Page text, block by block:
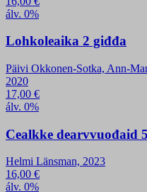
álv. 0%
Lohkoleaika 2 giđđa
Päivi Okkonen-Sotka, Ann-
2020
17,00 €
álv. 0%
Cealkke dearvvuođaid 5
Helmi Länsman, 2023
16,00 €
álv. 0%